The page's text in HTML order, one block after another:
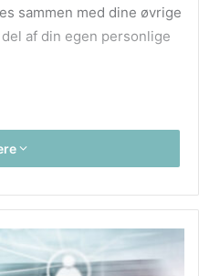
sammen med dine øvrige
af din egen personlige